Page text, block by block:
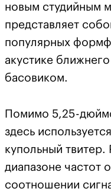
новым студийным
представляет
популярных
акустике
басовиком.
Помимо 5,25-
здесь
купольный
диапазоне частот
соотношении